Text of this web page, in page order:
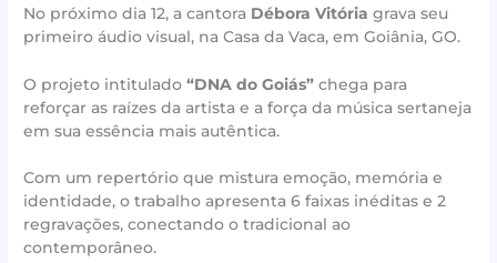
No próximo dia 12, a cantora Débora Vitória grava seu
primeiro áudio visual, na Casa da Vaca, em Goiânia, GO.
O projeto intitulado“DNA do Goiás” chega para
reforçar as raízes da artista e a força da música sertaneja
em sua essência mais autêntica.
Com um repertório que mistura emoção, memória e
identidade, o trabalho apresenta 6 faixas inéditas e 2
regravações, conectando o tradicional ao
contemporâneo.